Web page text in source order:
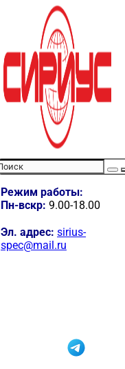
Режим работы:
Пн-вскр: 9.00-18.00
Эл. адрес: sirius-
spec@mail.ru